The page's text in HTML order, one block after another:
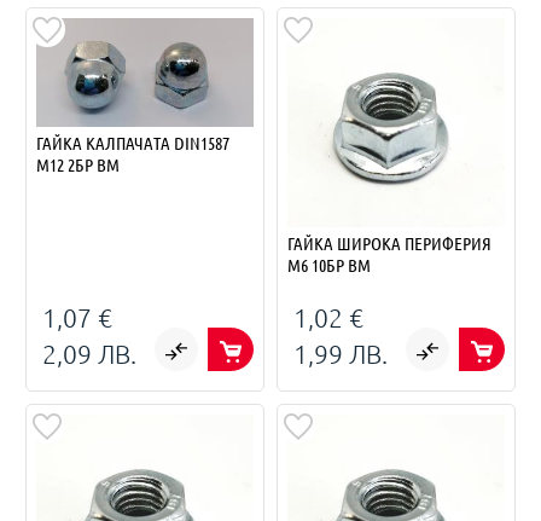
ГАЙКА КАЛПАЧАТА DIN1587
M12 2БР BM
1,07 €
2,09 ЛВ.
ГАЙКА ШИРОКА ПЕРИФЕРИЯ
M6 10БР BM
1,02 €
1,99 ЛВ.